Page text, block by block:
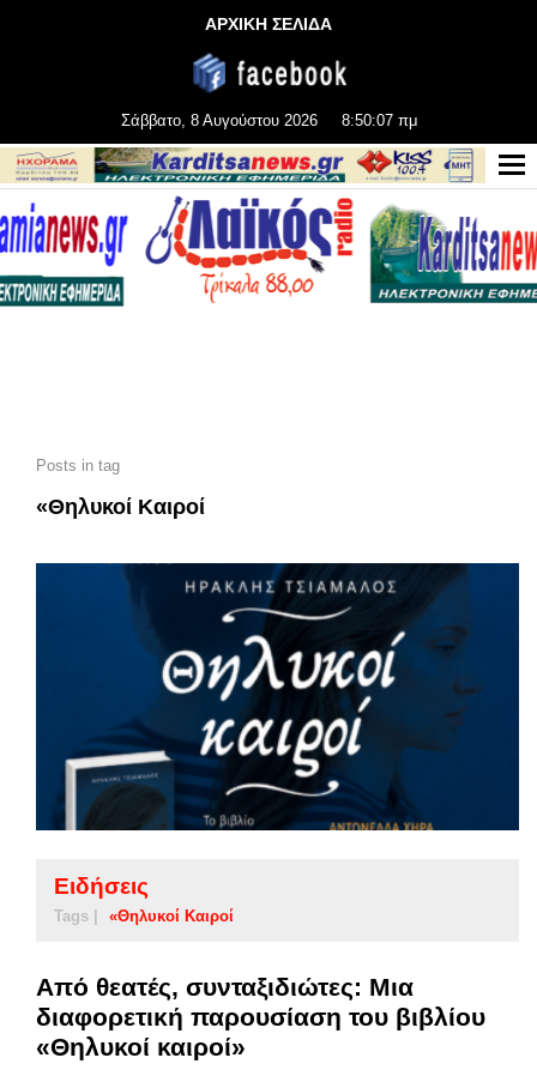
ΑΡΧΙΚΗ ΣΕΛΙΔΑ
Σάββατο, 8 Αυγούστου 2026 8:50:07 πμ
Posts in tag
«Θηλυκοί Καιροί
Ειδήσεις
Tags | «Θηλυκοί Καιροί
Από θεατές, συνταξιδιώτες: Μια
διαφορετική παρουσίαση του βιβλίου
«Θηλυκοί καιροί»